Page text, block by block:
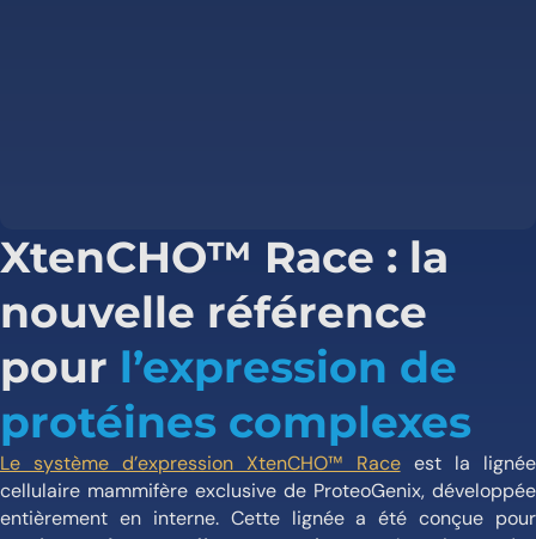
XtenCHO™ Race : la
nouvelle référence
pour l’expression de
protéines complexes
Le système d’expression XtenCHO™ Raceest la lignée
cellulaire mammifère exclusive de ProteoGenix, développée
entièrement en interne. Cette lignée a été conçue pour